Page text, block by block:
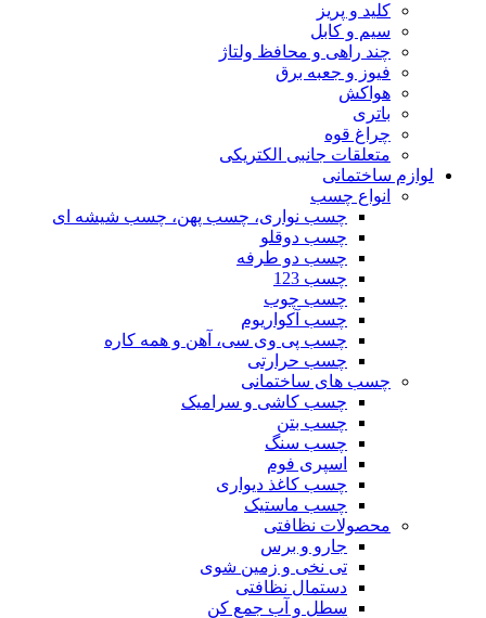
کلید و پریز
سیم و کابل
چند راهی و محافظ ولتاژ
فیوز و جعبه برق
هواکش
باتری
چراغ قوه
متعلقات جانبی الکتریکی
لوازم ساختمانی
انواع چسب
چسب نواری، چسب پهن، چسب شیشه ای
چسب دوقلو
چسب دو طرفه
چسب 123
چسب چوب
چسب آکواریوم
چسب پی وی سی، آهن و همه کاره
چسب حرارتی
چسب های ساختمانی
چسب کاشی و سرامیک
چسب بتن
چسب سنگ
اسپری فوم
چسب کاغذ دیواری
چسب ماستیک
محصولات نظافتی
جارو و برس
تی نخی و زمین شوی
دستمال نظافتی
سطل و آب جمع کن